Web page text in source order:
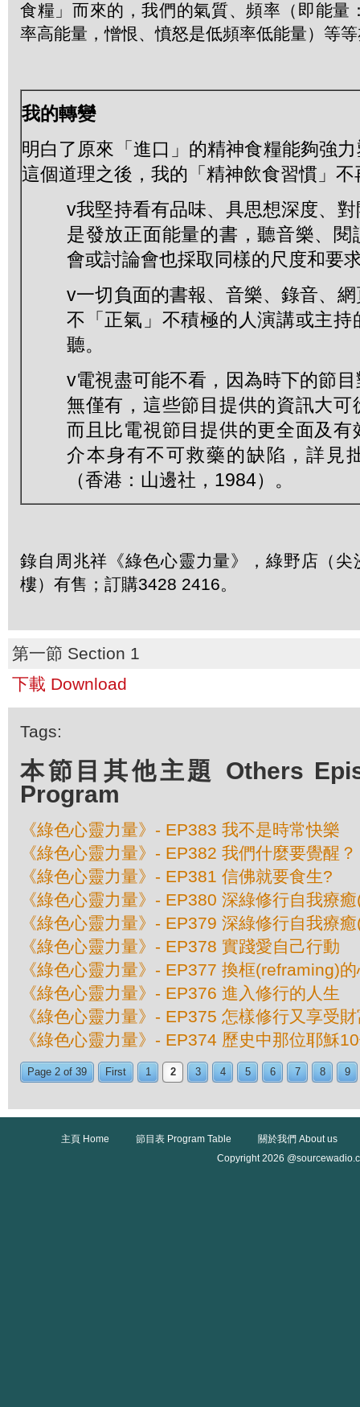
食糧」而來的，我們的氣質、頻率（即能量
率高能量，憎恨、憤怒是低頻率低能量）等
我的轉變
明白了原來「進口」的精神食糧能夠強
這個道理之後，我的「精神飲食習慣」不
v我堅持看有品味、具思想深度、
是發放正面能量的書，聽音樂、閱
會或討論會也採取同樣的尺度和要
v一切負面的書報、音樂、錄音、
不「正氣」不積極的人演講或主持
聽。
v電視盡可能不看，因為時下的節
無僅有，這些節目提供的資訊大可
而且比電視節目提供的更全面及有
介本身有不可救藥的缺陷，詳見
（香港：山邊社，1984）。
錄自周兆祥《綠色心靈力量》，綠野店（
樓）有售；訂購3428 2416。
第一節 Section 1
下載 Download
Tags:
本節目其他主題 Others
Program
《綠色心靈力量》- EP383 我不是時常快樂
《綠色心靈力量》- EP382 我們什麼要覺醒？
《綠色心靈力量》- EP381 信佛就要食生?
《綠色心靈力量》- EP380 深綠修行自我療
《綠色心靈力量》- EP379 深綠修行自我療
《綠色心靈力量》- EP378 實踐愛自己行動
《綠色心靈力量》- EP377 換框(reframing)
《綠色心靈力量》- EP376 進入修行的人生
《綠色心靈力量》- EP375 怎樣修行又享受
《綠色心靈力量》- EP374 歷史中那位耶穌
Page 2 of 39 First 1 2 3 4 5 6 7 8 9
主頁 Home 節目表 Program Table
關於我們 About us
Copyright 2026